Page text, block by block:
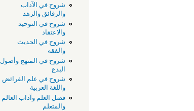
شروح في الآداب
والرقائق والزهد
شروح في التوحيد
والاعتقاد
شروح في الحديث
والفقه
شروح في المنهج وأصول
البدع
شروح في علم الفرائض
واللغة العربية
فضل العلم وآداب العالم
والمتعلم